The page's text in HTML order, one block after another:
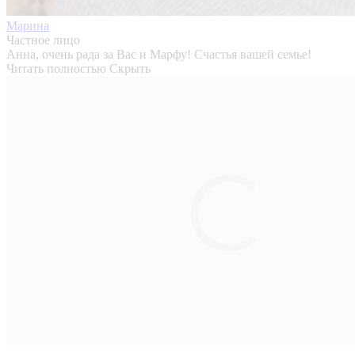
Марина
Частное лицо
Анна, очень рада за Вас и Марфу! Счастья вашей семье!
Читать полностью Скрыть